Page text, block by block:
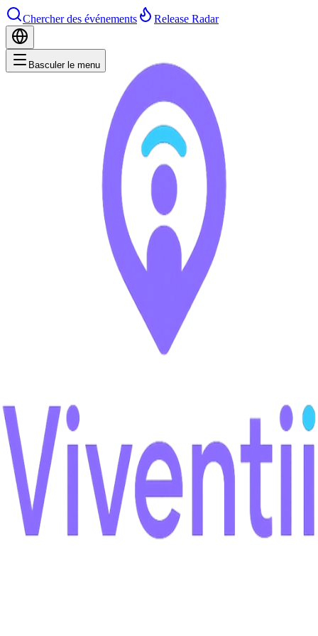
Chercher des événements Release Radar
Basculer le menu